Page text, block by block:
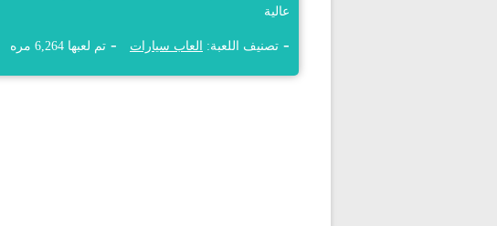
عالية
تصنيف اللعبة: العاب سيارات تم لعبها 6,264 مره